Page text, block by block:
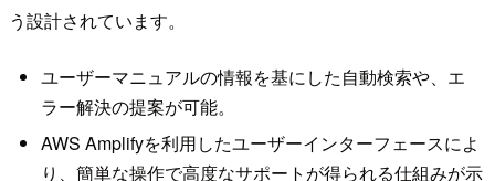
う設計されています。
ユーザーマニュアルの情報を基にした自動検索や、エ
ラー解決の提案が可能。
AWS Amplifyを利用したユーザーインターフェースによ
り、簡単な操作で高度なサポートが得られる仕組みが示